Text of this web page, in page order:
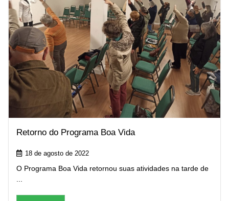
Retorno do Programa Boa Vida
18 de agosto de 2022
O Programa Boa Vida retornou suas atividades na tarde de